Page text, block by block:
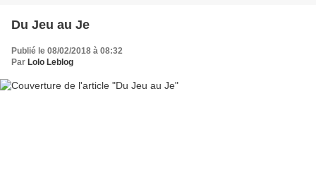
Du Jeu au Je
Publié le 08/02/2018 à 08:32
Par Lolo Leblog